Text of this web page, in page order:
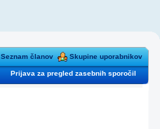
Seznam članov Skupine uporabnikov
Prijava za pregled zasebnih sporočil